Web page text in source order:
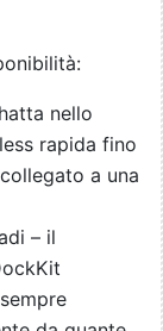
nello
rapida fino
a una
– il